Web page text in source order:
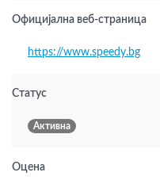
Официјална веб-страница
https://www.speedy.bg
Статус
Активна
Оцена